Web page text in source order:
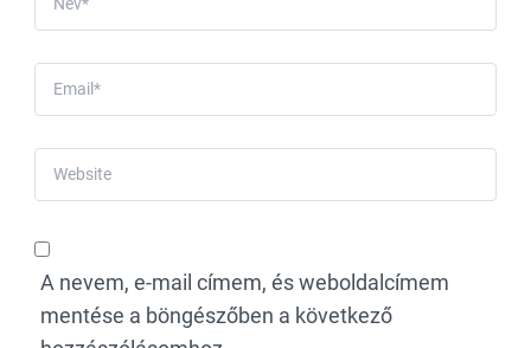
A nevem, e-mail címem, és weboldalcímem
mentése a böngészőben a következő